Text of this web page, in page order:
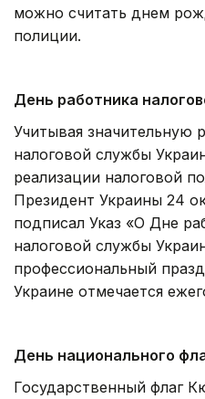
можно считать днем
полиции.
День работника
Учитывая значительную
налоговой службы
реализации налоговой
Президент Украины 24
подписал Указ «О Дне
налоговой службы
профессиональный
Украине отмечается
День национального
Государственный флаг